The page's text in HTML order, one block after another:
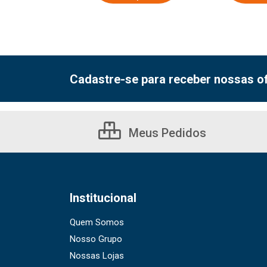
Cadastre-se para receber nossas
Meus Pedidos
Institucional
Quem Somos
Nosso Grupo
Nossas Lojas